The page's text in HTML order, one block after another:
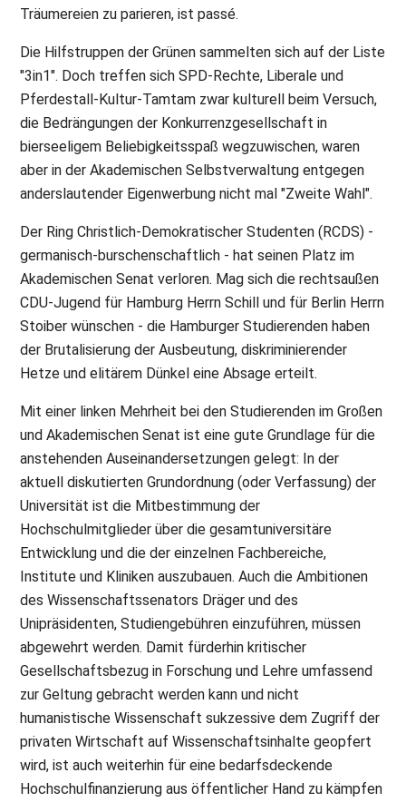
Träumereien zu parieren, ist passé.
Die Hilfstruppen der Grünen sammelten sich auf der Liste
"3in1". Doch treffen sich SPD-Rechte, Liberale und
Pferdestall-Kultur-Tamtam zwar kulturell beim Versuch,
die Bedrängungen der Konkurrenzgesellschaft in
bierseeligem Beliebigkeitsspaß wegzuwischen, waren
aber in der Akademischen Selbstverwaltung entgegen
anderslautender Eigenwerbung nicht mal "Zweite Wahl".
Der Ring Christlich-Demokratischer Studenten (RCDS) -
germanisch-burschenschaftlich - hat seinen Platz im
Akademischen Senat verloren. Mag sich die rechtsaußen
CDU-Jugend für Hamburg Herrn Schill und für Berlin Herrn
Stoiber wünschen - die Hamburger Studierenden haben
der Brutalisierung der Ausbeutung, diskriminierender
Hetze und elitärem Dünkel eine Absage erteilt.
Mit einer linken Mehrheit bei den Studierenden im Großen
und Akademischen Senat ist eine gute Grundlage für die
anstehenden Auseinandersetzungen gelegt: In der
aktuell diskutierten Grundordnung (oder Verfassung) der
Universität ist die Mitbestimmung der
Hochschulmitglieder über die gesamtuniversitäre
Entwicklung und die der einzelnen Fachbereiche,
Institute und Kliniken auszubauen. Auch die Ambitionen
des Wissenschaftssenators Dräger und des
Unipräsidenten, Studiengebühren einzuführen, müssen
abgewehrt werden. Damit fürderhin kritischer
Gesellschaftsbezug in Forschung und Lehre umfassend
zur Geltung gebracht werden kann und nicht
humanistische Wissenschaft sukzessive dem Zugriff der
privaten Wirtschaft auf Wissenschaftsinhalte geopfert
wird, ist auch weiterhin für eine bedarfsdeckende
Hochschulfinanzierung aus öffentlicher Hand zu kämpfen